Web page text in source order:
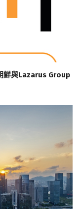
鮮與Lazarus Group